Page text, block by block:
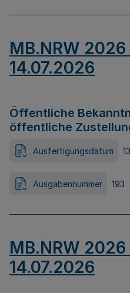
MB.NRW 2026
14.07.2026
Öffentliche
öffentliche
Ausfertigungsdatum
Ausgabennummer 193
MB.NRW 2026
14.07.2026